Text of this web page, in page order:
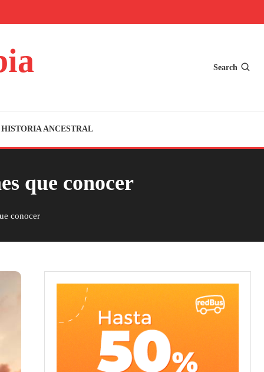
Search
HISTORIA ANCESTRAL
que conocer
conocer